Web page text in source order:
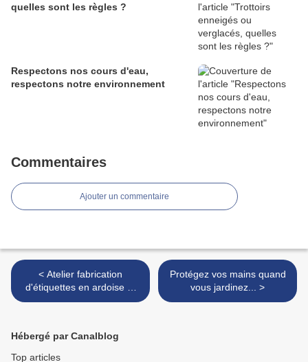
quelles sont les règles ?
Respectons nos cours d'eau,
respectons notre environnement
Commentaires
Ajouter un commentaire
< Atelier fabrication
d'étiquettes en ardoise et
en plastique...
Protégez vos mains quand
vous jardinez... >
Hébergé par Canalblog
Top articles